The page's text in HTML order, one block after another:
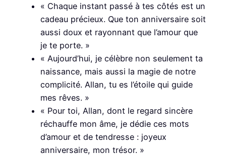
« Chaque instant passé à tes côtés est un
cadeau précieux. Que ton anniversaire soit
aussi doux et rayonnant que l’amour que
je te porte. »
« Aujourd’hui, je célèbre non seulement ta
naissance, mais aussi la magie de notre
complicité. Allan, tu es l’étoile qui guide
mes rêves. »
« Pour toi, Allan, dont le regard sincère
réchauffe mon âme, je dédie ces mots
d’amour et de tendresse : joyeux
anniversaire, mon trésor. »